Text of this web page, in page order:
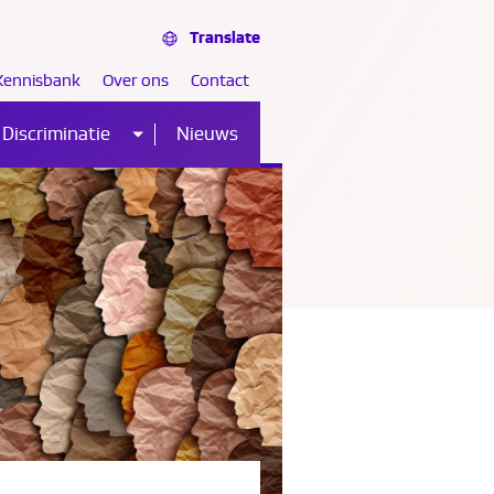
Discriminatie
Sub
menu
Nieuws
Over ons Contact
Translate